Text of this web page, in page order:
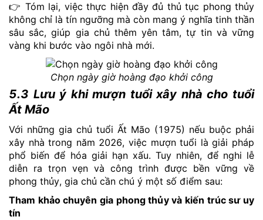
👉 Tóm lại, việc thực hiện đầy đủ thủ tục phong thủy
không chỉ là tín ngưỡng mà còn mang ý nghĩa tinh thần
sâu sắc, giúp gia chủ thêm yên tâm, tự tin và vững
vàng khi bước vào ngôi nhà mới.
Chọn ngày giờ hoàng đạo khởi công
5.3 Lưu ý khi mượn tuổi xây nhà cho tuổi
Ất Mão
Với những gia chủ tuổi Ất Mão (1975) nếu buộc phải
xây nhà trong năm 2026, việc mượn tuổi là giải pháp
phổ biến để hóa giải hạn xấu. Tuy nhiên, để nghi lễ
diễn ra trọn vẹn và công trình được bền vững về
phong thủy, gia chủ cần chú ý một số điểm sau:
Tham khảo chuyên gia phong thủy và kiến trúc sư uy
tín